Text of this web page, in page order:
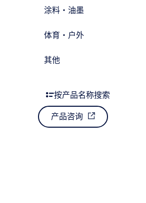
涂料・油墨
体育・户外
其他
按产品名称搜索
产品咨询